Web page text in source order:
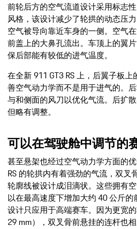
前轮后方的空气流道设计采用标志
风格，该设计减少了轮拱的动态压
空气被导向靠近车身的一侧。空气
前盖上的大鼻孔流出。车顶上的翼
保后部能有较低的进气温度。
在全新 911 GT3 RS 上，后翼子板
善空气动力学而不是用于进气的。
与和侧面的风刀以优化气流。后扩
但略有调整。
可以在驾驶舱中调节的
甚至悬架也经过空气动力学方面的
RS 的轮拱内有着强劲的气流，双叉
轮廓线被设计成泪滴状。这些拥有
以在最高速度下增加大约 40 公斤
设计只应用于高端赛车。因为更宽
29 mm），双叉骨前悬挂的连杆也相